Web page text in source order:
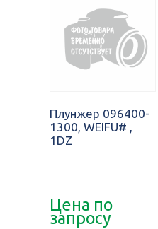
Плунжер 096400-
1300, WEIFU# ,
1DZ
Цена по
запросу